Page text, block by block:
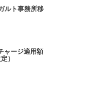
ルト事務所移
ャージ適用額
）